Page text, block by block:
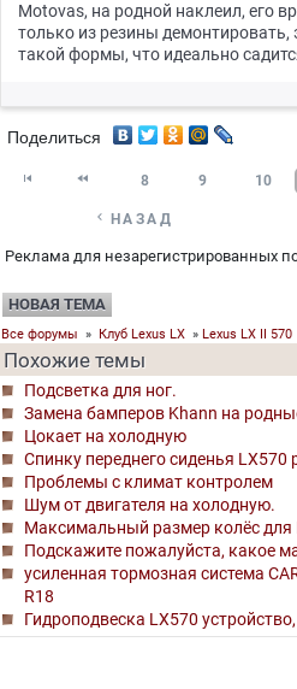
Motovas, на родной наклеил, его
только из резины демонтировать,
такой формы, что идеально
Поделиться
  8 9 10
 НАЗАД
Реклама для незарегистрированных
НОВАЯ ТЕМА
Все форумы » Клуб Lexus LX » Lexus LX II 570
Похожие темы
Подсветка для ног.
Замена бамперов Khann на
Цокает на холодную
Спинку переднего сиденья LX570
Проблемы с климат контролем
Шум от двигателя на холодную.
Максимальный размер колёс для
Подскажите пожалуйста, какое
усиленная тормозная система
R18
Гидроподвеска LX570